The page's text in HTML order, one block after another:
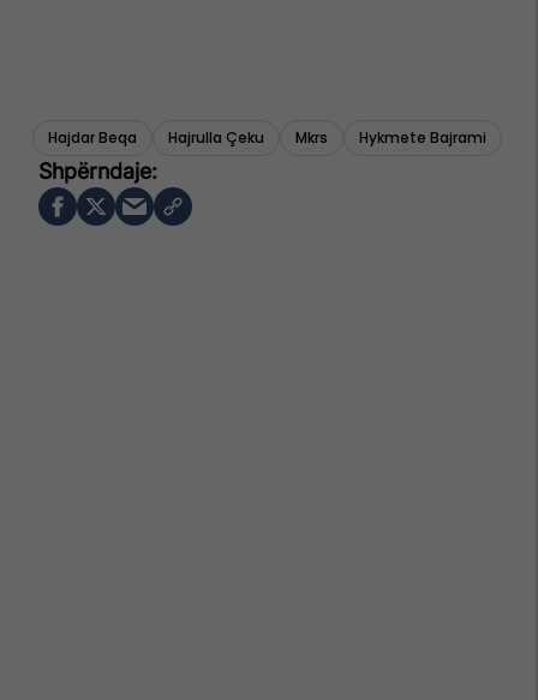
Hajdar Beqa Hajrulla Çeku Mkrs Hykmete Bajrami